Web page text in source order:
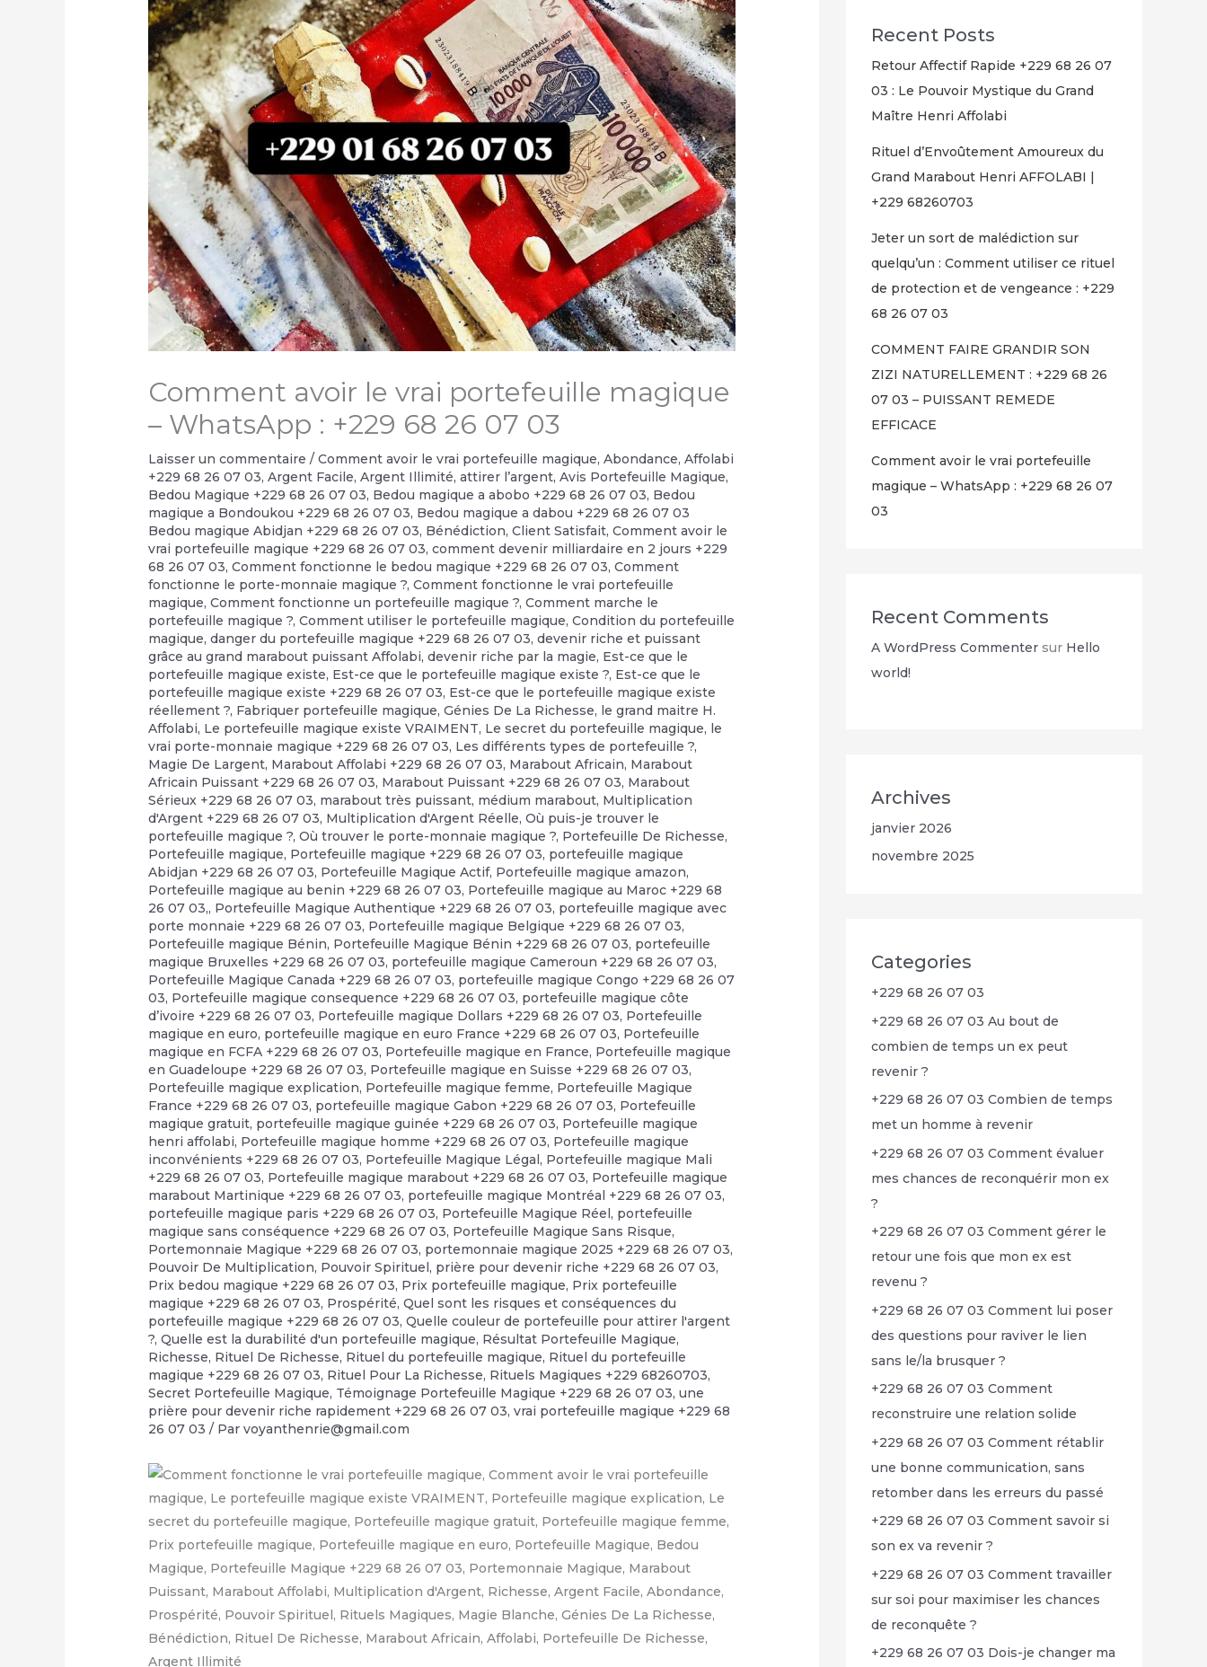
Comment avoir le vrai portefeuille magique
– WhatsApp : +229 68 26 07 03
Laisser un commentaire /Comment avoir le vrai portefeuille magique,Abondance,Affolabi
+229 68 26 07 03,Argent Facile,Argent Illimité,attirer l’argent,Avis Portefeuille Magique,
Bedou Magique +229 68 26 07 03, Bedou magique a abobo +229 68 26 07 03, Bedou
magique a Bondoukou +229 68 26 07 03, Bedou magique a dabou +229 68 26 07 03
Bedou magique Abidjan +229 68 26 07 03, Bénédiction,Client Satisfait,Comment avoir le
vrai portefeuille magique +229 68 26 07 03,comment devenir milliardaire en 2 jours +229
68 26 07 03,Comment fonctionne le bedou magique +229 68 26 07 03,Comment
fonctionne le porte-monnaie magique ?,Comment fonctionne le vrai portefeuille
magique,Comment fonctionne un portefeuille magique ?,Comment marche le
portefeuille magique ?,Comment utiliser le portefeuille magique,Condition du portefeuille
magique,danger du portefeuille magique +229 68 26 07 03,devenir riche et puissant
grâce au grand marabout puissant Affolabi,devenir riche par la magie, Est-ce que le
portefeuille magique existe, Est-ce que le portefeuille magique existe ?, Est-ce que le
portefeuille magique existe +229 68 26 07 03, Est-ce que le portefeuille magique existe
réellement ?, Fabriquer portefeuille magique,Génies De La Richesse, le grand maitre H.
Affolabi, Le portefeuille magique existe VRAIMENT, Le secret du portefeuille magique, le
vrai porte-monnaie magique +229 68 26 07 03, Les différents types de portefeuille ?,
Magie De Largent, Marabout Affolabi +229 68 26 07 03, Marabout Africain, Marabout
Africain Puissant +229 68 26 07 03, Marabout Puissant +229 68 26 07 03, Marabout
Sérieux +229 68 26 07 03, marabout très puissant, médium marabout, Multiplication
d'Argent +229 68 26 07 03, Multiplication d'Argent Réelle,Où puis-je trouver le
portefeuille magique ?,Où trouver le porte-monnaie magique ?, Portefeuille De Richesse,
Portefeuille magique, Portefeuille magique +229 68 26 07 03, portefeuille magique
Abidjan +229 68 26 07 03, Portefeuille Magique Actif, Portefeuille magique amazon,
Portefeuille magique au benin +229 68 26 07 03, Portefeuille magique au Maroc +229 68
26 07 03,, Portefeuille Magique Authentique +229 68 26 07 03, portefeuille magique avec
porte monnaie +229 68 26 07 03, Portefeuille magique Belgique +229 68 26 07 03,
Portefeuille magique Bénin, Portefeuille Magique Bénin +229 68 26 07 03, portefeuille
magique Bruxelles +229 68 26 07 03, portefeuille magique Cameroun +229 68 26 07 03,
Portefeuille Magique Canada +229 68 26 07 03, portefeuille magique Congo +229 68 26 07
03, Portefeuille magique consequence +229 68 26 07 03, portefeuille magique côte
d’ivoire +229 68 26 07 03, Portefeuille magique Dollars +229 68 26 07 03, Portefeuille
magique en euro, portefeuille magique en euro France +229 68 26 07 03, Portefeuille
magique en FCFA +229 68 26 07 03, Portefeuille magique en France, Portefeuille magique
en Guadeloupe +229 68 26 07 03, Portefeuille magique en Suisse +229 68 26 07 03,
Portefeuille magique explication, Portefeuille magique femme, Portefeuille Magique
France +229 68 26 07 03, portefeuille magique Gabon +229 68 26 07 03, Portefeuille
magique gratuit, portefeuille magique guinée +229 68 26 07 03, Portefeuille magique
henri affolabi, Portefeuille magique homme +229 68 26 07 03, Portefeuille magique
inconvénients +229 68 26 07 03, Portefeuille Magique Légal, Portefeuille magique Mali
+229 68 26 07 03, Portefeuille magique marabout +229 68 26 07 03, Portefeuille magique
marabout Martinique +229 68 26 07 03, portefeuille magique Montréal +229 68 26 07 03,
portefeuille magique paris +229 68 26 07 03, Portefeuille Magique Réel, portefeuille
magique sans conséquence +229 68 26 07 03, Portefeuille Magique Sans Risque,
Portemonnaie Magique +229 68 26 07 03, portemonnaie magique 2025 +229 68 26 07 03,
Pouvoir De Multiplication, Pouvoir Spirituel, prière pour devenir riche +229 68 26 07 03,
Prix bedou magique +229 68 26 07 03, Prix portefeuille magique, Prix portefeuille
magique +229 68 26 07 03, Prospérité,Quel sont les risques et conséquences du
portefeuille magique +229 68 26 07 03,Quelle couleur de portefeuille pour attirer l'argent
?,Quelle est la durabilité d'un portefeuille magique, Résultat Portefeuille Magique,
Richesse, Rituel De Richesse, Rituel du portefeuille magique, Rituel du portefeuille
magique +229 68 26 07 03, Rituel Pour La Richesse, Rituels Magiques +229 68260703,
Secret Portefeuille Magique, Témoignage Portefeuille Magique +229 68 26 07 03,une
prière pour devenir riche rapidement +229 68 26 07 03,vrai portefeuille magique +229 68
26 07 03 / Parvoyanthenrie@gmail.com
Recent Posts
Retour Affectif Rapide +229 68 26 07
03 : Le Pouvoir Mystique du Grand
Maître Henri Affolabi
Rituel d’Envoûtement Amoureux du
Grand Marabout Henri AFFOLABI |
+229 68260703
Jeter un sort de malédiction sur
quelqu’un : Comment utiliser ce rituel
de protection et de vengeance : +229
68 26 07 03
COMMENT FAIRE GRANDIR SON
ZIZI NATURELLEMENT : +229 68 26
07 03 – PUISSANT REMEDE
EFFICACE
Comment avoir le vrai portefeuille
magique – WhatsApp : +229 68 26 07
03
Recent Comments
A WordPress Commenter sur Hello
world!
Archives
janvier 2026
novembre 2025
Categories
+229 68 26 07 03
+229 68 26 07 03 Au bout de
combien de temps un ex peut
revenir ?
+229 68 26 07 03 Combien de temps
met un homme à revenir
+229 68 26 07 03 Comment évaluer
mes chances de reconquérir mon ex
?
+229 68 26 07 03 Comment gérer le
retour une fois que mon ex est
revenu ?
+229 68 26 07 03 Comment lui poser
des questions pour raviver le lien
sans le/la brusquer ?
+229 68 26 07 03 Comment
reconstruire une relation solide
+229 68 26 07 03 Comment rétablir
une bonne communication, sans
retomber dans les erreurs du passé
+229 68 26 07 03 Comment savoir si
son ex va revenir ?
+229 68 26 07 03 Comment travailler
sur soi pour maximiser les chances
de reconquête ?
+229 68 26 07 03 Dois-je changer ma